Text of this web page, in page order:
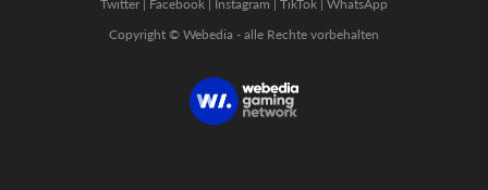
Copyright © Webedia - alle Rechte vorbehalten